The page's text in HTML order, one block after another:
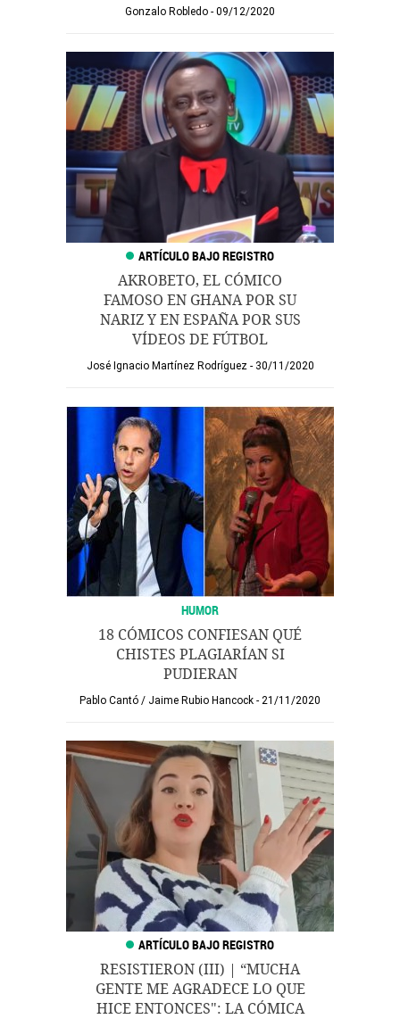
Gonzalo Robledo 09/12/2020
AKROBETO, EL CÓMICO
FAMOSO EN GHANA POR SU
NARIZ Y EN ESPAÑA POR SUS
VÍDEOS DE FÚTBOL
José Ignacio Martínez Rodríguez 30/11/2020
HUMOR
18 CÓMICOS CONFIESAN QUÉ
CHISTES PLAGIARÍAN SI
PUDIERAN
Pablo Cantó / Jaime Rubio Hancock 21/11/2020
RESISTIERON (III) | “MUCHA
GENTE ME AGRADECE LO QUE
HICE ENTONCES": LA CÓMICA